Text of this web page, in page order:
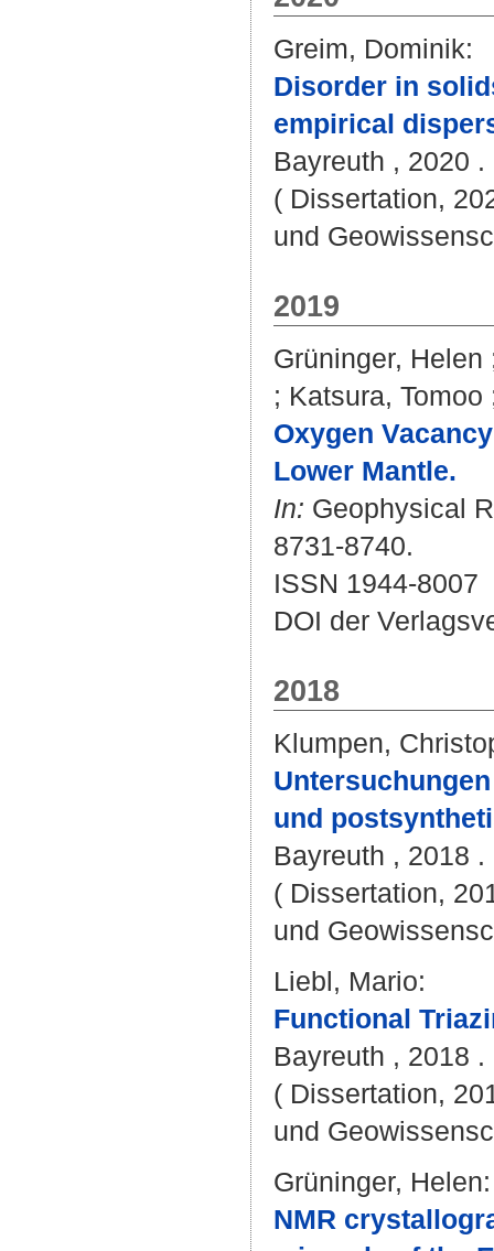
Greim, Dominik:
Disorder in
empirical
Bayreuth , 2020 .
( Dissertation,
und
2019
Grüninger, Helen
; Katsura, Tomoo
Oxygen
Lower Mantle.
In: Geophysical
8731-8740.
ISSN 1944-8007
DOI der
2018
Klumpen,
und
Bayreuth , 2018 .
( Dissertation,
und
Liebl, Mario:
Functional
Bayreuth , 2018 .
( Dissertation,
und
Grüninger, Helen:
NMR